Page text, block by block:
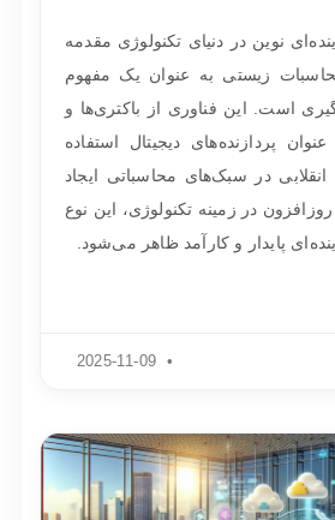
نوین در دنیای تکنولوژی مقدمه
زیستی به عنوان یک مفهوم
است. این فناوری از باکتری‌ها و
پردازنده‌های دیجیتال استفاده
در سبک‌های محاسباتی ایجاد
در زمینه تکنولوژی، این نوع
پایدار و کارآمد ظاهر می‌شود.